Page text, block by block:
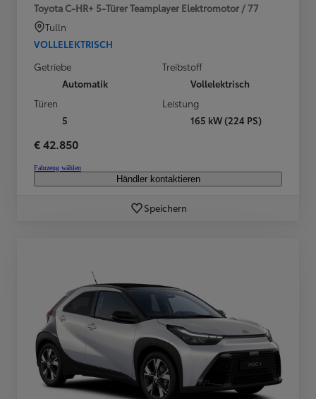
Toyota C-HR+ 5-Türer Teamplayer Elektromotor / 77
Tulln
VOLLELEKTRISCH
Getriebe
Automatik
Treibstoff
Vollelektrisch
Türen
5
Leistung
165 kW (224 PS)
€ 42.850
Fahrzeug wählen
Händler kontaktieren
Speichern